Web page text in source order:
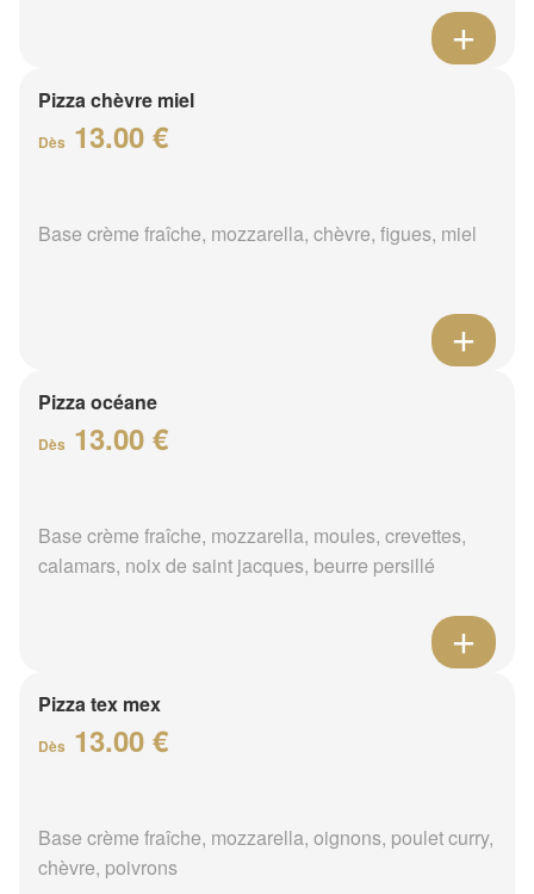
Pizza chèvre miel
Dès 13.00 €
Base crème fraîche, mozzarella, chèvre, figues, miel
Pizza océane
Dès 13.00 €
Base crème fraîche, mozzarella, moules, crevettes,
calamars, noix de saint jacques, beurre persillé
Pizza tex mex
Dès 13.00 €
Base crème fraîche, mozzarella, oignons, poulet curry,
chèvre, poivrons